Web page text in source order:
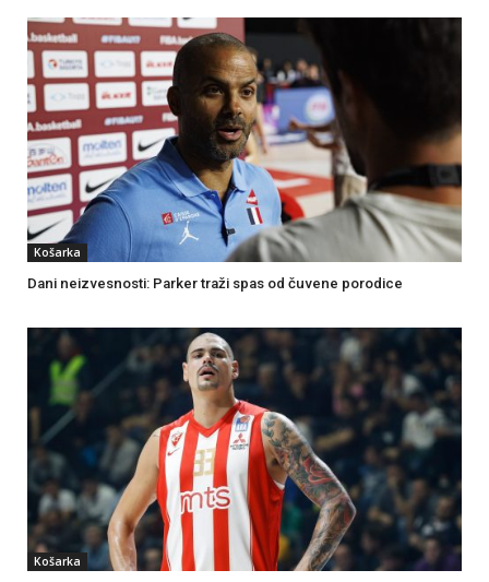
Košarka
Dani neizvesnosti: Parker traži spas od čuvene porodice
Košarka